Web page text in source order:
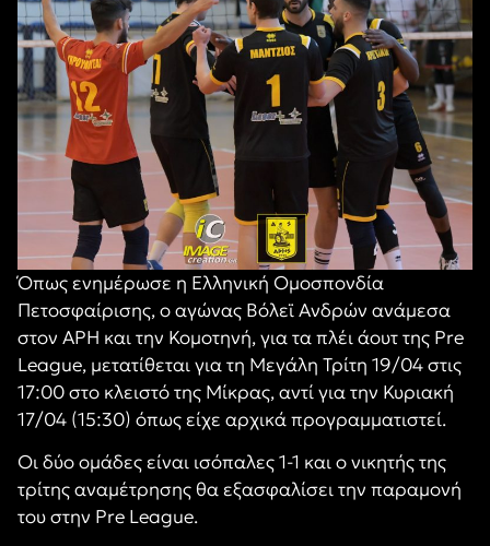
Όπως ενημέρωσε η Ελληνική Ομοσπονδία
Πετοσφαίρισης, ο αγώνας Βόλεϊ Ανδρών ανάμεσα
στον ΑΡΗ και την Κομοτηνή, για τα πλέι άουτ της Pre
League, μετατίθεται για τη Μεγάλη Τρίτη 19/04 στις
17:00 στο κλειστό της Μίκρας, αντί για την Κυριακή
17/04 (15:30) όπως είχε αρχικά προγραμματιστεί.
Οι δύο ομάδες είναι ισόπαλες 1-1 και ο νικητής της
τρίτης αναμέτρησης θα εξασφαλίσει την παραμονή
του στην Pre League.